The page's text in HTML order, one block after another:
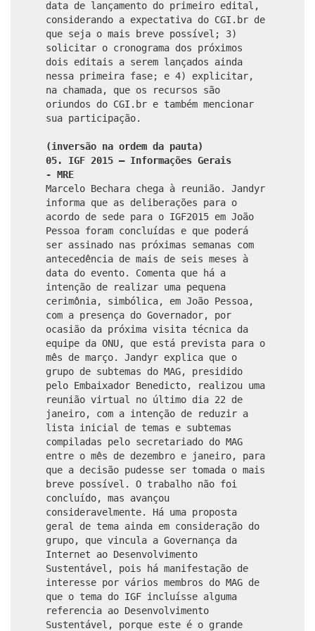
data de lançamento do primeiro edital,
considerando a expectativa do CGI.br de
que seja o mais breve possível; 3)
solicitar o cronograma dos próximos
dois editais a serem lançados ainda
nessa primeira fase; e 4) explicitar,
na chamada, que os recursos são
oriundos do CGI.br e também mencionar
sua participação.
(inversão na ordem da pauta)
05. IGF 2015 – Informações Gerais
- MRE
Marcelo Bechara chega à reunião. Jandyr
informa que as deliberações para o
acordo de sede para o IGF2015 em João
Pessoa foram concluídas e que poderá
ser assinado nas próximas semanas com
antecedência de mais de seis meses à
data do evento. Comenta que há a
intenção de realizar uma pequena
cerimônia, simbólica, em João Pessoa,
com a presença do Governador, por
ocasião da próxima visita técnica da
equipe da ONU, que está prevista para o
mês de março. Jandyr explica que o
grupo de subtemas do MAG, presidido
pelo Embaixador Benedicto, realizou uma
reunião virtual no último dia 22 de
janeiro, com a intenção de reduzir a
lista inicial de temas e subtemas
compiladas pelo secretariado do MAG
entre o mês de dezembro e janeiro, para
que a decisão pudesse ser tomada o mais
breve possível. O trabalho não foi
concluído, mas avançou
consideravelmente. Há uma proposta
geral de tema ainda em consideração do
grupo, que vincula a Governança da
Internet ao Desenvolvimento
Sustentável, pois há manifestação de
interesse por vários membros do MAG de
que o tema do IGF incluísse alguma
referencia ao Desenvolvimento
Sustentável, porque este é o grande